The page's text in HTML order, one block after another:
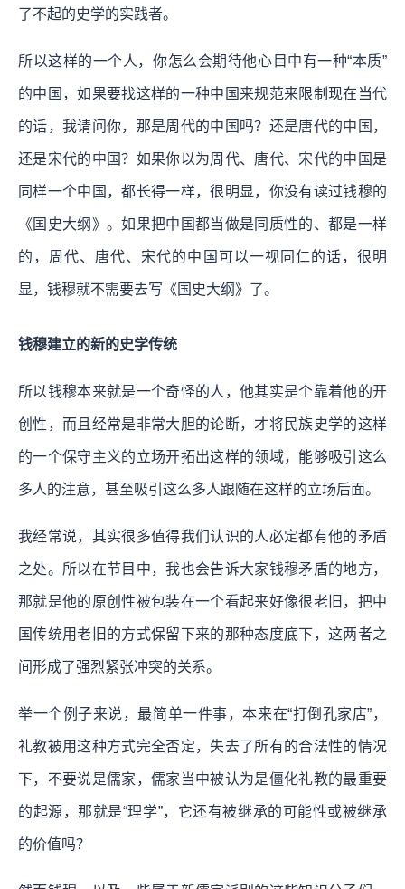
了不起的史学的实践者。
所以这样的一个人，你怎么会期待他心目中有一种“本质”
的中国，如果要找这样的一种中国来规范来限制现在当代
的话，我请问你，那是周代的中国吗？还是唐代的中国，
还是宋代的中国？如果你以为周代、唐代、宋代的中国是
同样一个中国，都长得一样，很明显，你没有读过钱穆的
《国史大纲》。如果把中国都当做是同质性的、都是一样
的，周代、唐代、宋代的中国可以一视同仁的话，很明
显，钱穆就不需要去写《国史大纲》了。
钱穆建立的新的史学传统
所以钱穆本来就是一个奇怪的人，他其实是个靠着他的开
创性，而且经常是非常大胆的论断，才将民族史学的这样
的一个保守主义的立场开拓出这样的领域，能够吸引这么
多人的注意，甚至吸引这么多人跟随在这样的立场后面。
我经常说，其实很多值得我们认识的人必定都有他的矛盾
之处。所以在节目中，我也会告诉大家钱穆矛盾的地方，
那就是他的原创性被包装在一个看起来好像很老旧，把中
国传统用老旧的方式保留下来的那种态度底下，这两者之
间形成了强烈紧张冲突的关系。
举一个例子来说，最简单一件事，本来在“打倒孔家店”，
礼教被用这种方式完全否定，失去了所有的合法性的情况
下，不要说是儒家，儒家当中被认为是僵化礼教的最重要
的起源，那就是“理学”，它还有被继承的可能性或被继承
的价值吗？